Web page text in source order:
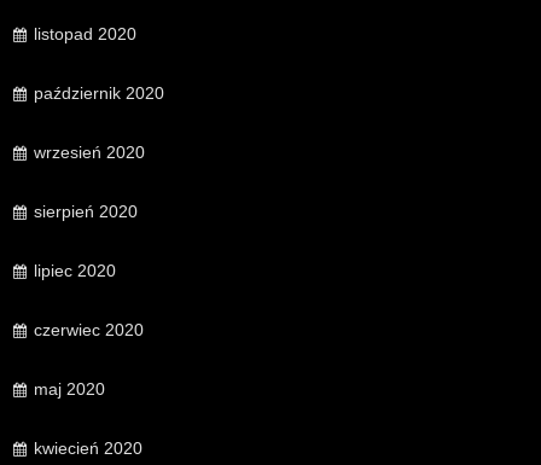
listopad 2020
październik 2020
wrzesień 2020
sierpień 2020
lipiec 2020
czerwiec 2020
maj 2020
kwiecień 2020